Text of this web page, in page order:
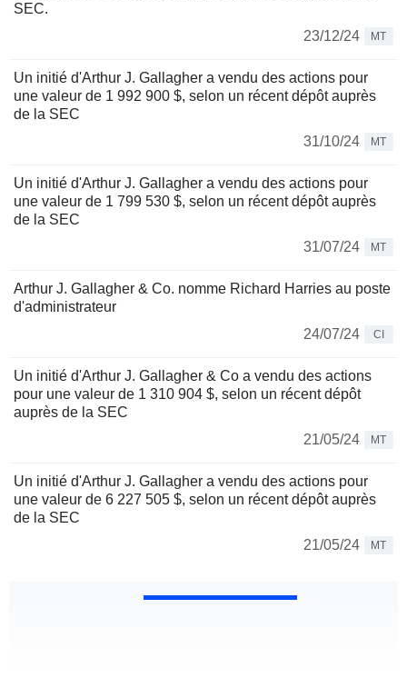
SEC.
23/12/24
MT
Un initié d'Arthur J. Gallagher a vendu des actions pour
une valeur de 1 992 900 $, selon un récent dépôt auprès
de la SEC
31/10/24
MT
Un initié d'Arthur J. Gallagher a vendu des actions pour
une valeur de 1 799 530 $, selon un récent dépôt auprès
de la SEC
31/07/24
MT
Arthur J. Gallagher & Co. nomme Richard Harries au poste
d'administrateur
24/07/24
CI
Un initié d'Arthur J. Gallagher & Co a vendu des actions
pour une valeur de 1 310 904 $, selon un récent dépôt
auprès de la SEC
21/05/24
MT
Un initié d'Arthur J. Gallagher a vendu des actions pour
une valeur de 6 227 505 $, selon un récent dépôt auprès
de la SEC
21/05/24
MT